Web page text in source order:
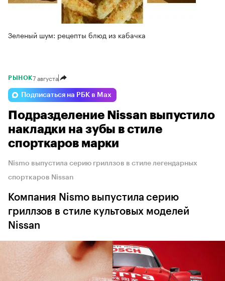
Зеленый шум: рецепты блюд из кабачка
РЫНОК7 августа
Подписаться на РБК в Max
Подразделение Nissan выпустило
накладки на зубы в стиле
спорткаров марки
Nismo выпустила серию гриллзов в стиле легендарных
спорткаров Nissan
Компания Nismo выпустила серию
гриллзов в стиле культовых моделей
Nissan